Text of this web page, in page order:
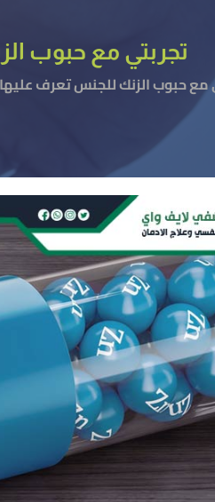
تجربتي مع حبوب
مع حبوب الزنك للجنس تعرف